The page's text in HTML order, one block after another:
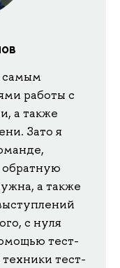
самым
работы с
а также
Зато я
обратную
а также
с нуля
тест-
тест-